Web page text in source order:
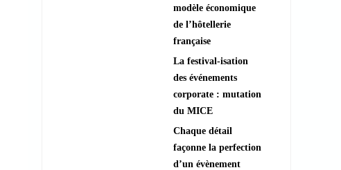
modèle économique
de l’hôtellerie
française
La festival-isation
des événements
corporate : mutation
du MICE
Chaque détail
façonne la perfection
d’un évènement